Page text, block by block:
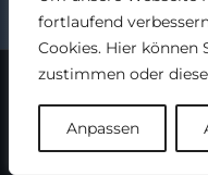
fortlaufend
Cookies. Hier können
zustimmen oder
Anpassen